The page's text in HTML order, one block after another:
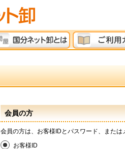
会員の方
会員の方は、お客様IDとパスワード、または
お客様ID